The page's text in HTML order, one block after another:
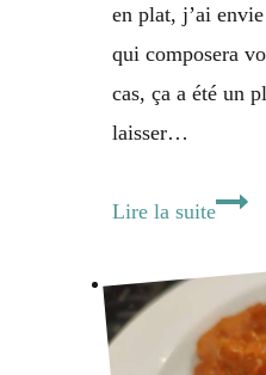
en plat, j’ai
qui composera
cas, ça a été un
laisser…
Lire la suite
&
son